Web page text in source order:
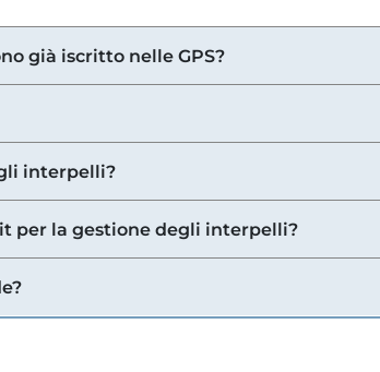
già iscritto nelle GPS?
interpelli?
per la gestione degli interpelli?